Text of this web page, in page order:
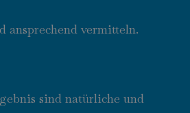
vermitteln.
sind natürliche und